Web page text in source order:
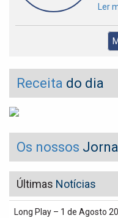
Ler
Receita do dia
Os nossos
Últimas Notícias
Long Play – 1 de Agosto